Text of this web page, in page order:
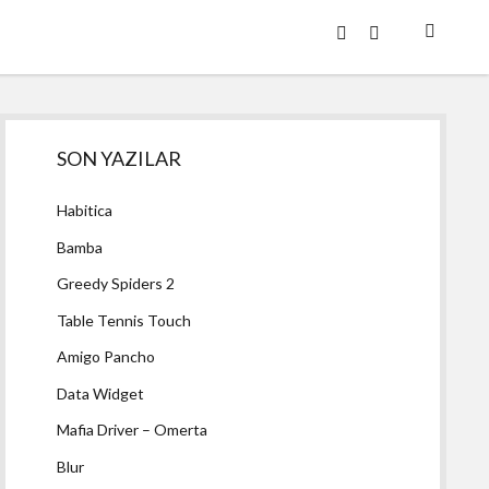
twitterfacebook
Yan
Menü
SON YAZILAR
Habitica
Bamba
Greedy Spiders 2
Table Tennis Touch
Amigo Pancho
Data Widget
Mafia Driver – Omerta
Blur